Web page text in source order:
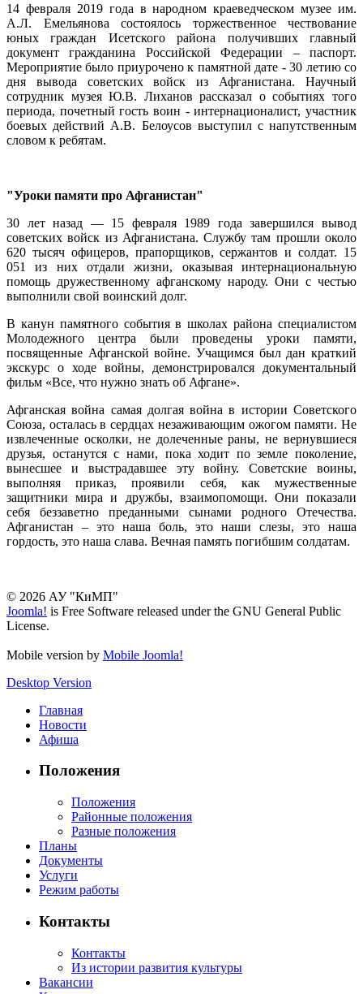
14 февраля 2019 года в народном краеведческом музее им.
А.Л. Емельянова состоялось торжественное чествование
юных граждан Исетского района получивших главный
документ гражданина Российской Федерации – паспорт.
Мероприятие было приурочено к памятной дате - 30 летию со
дня вывода советских войск из Афганистана. Научный
сотрудник музея Ю.В. Лиханов рассказал о событиях того
периода, почетный гость воин - интернационалист, участник
боевых действий А.В. Белоусов выступил с напутственным
словом к ребятам.
"Уроки памяти про Афганистан"
30 лет назад — 15 февраля 1989 года завершился вывод
советских войск из Афганистана. Службу там прошли около
620 тысяч офицеров, прапорщиков, сержантов и солдат. 15
051 из них отдали жизни, оказывая интернациональную
помощь дружественному афганскому народу. Они с честью
выполнили свой воинский долг.
В канун памятного события в школах района специалистом
Молодежного центра были проведены уроки памяти,
посвященные Афганской войне. Учащимся был дан краткий
экскурс о ходе войны, демонстрировался документальный
фильм «Все, что нужно знать об Афгане».
Афганская война самая долгая война в истории Советского
Союза, осталась в сердцах незаживающим ожогом памяти. Не
извлеченные осколки, не долеченные раны, не вернувшиеся
друзья, останутся с нами, пока ходит по земле поколение,
вынесшее и выстрадавшее эту войну. Советские воины,
выполняя приказ, проявили себя, как мужественные
защитники мира и дружбы, взаимопомощи. Они показали
себя беззаветно преданными сынами родного Отечества.
Афганистан – это наша боль, это наши слезы, это наша
гордость, это наша слава. Вечная память погибшим солдатам.
© 2026 АУ "КиМП"
Joomla! is Free Software released under the GNU General Public
License.
Mobile version by Mobile Joomla!
Desktop Version
Главная
Новости
Афиша
Положения
Положения
Районные положения
Разные положения
Планы
Документы
Услуги
Режим работы
Контакты
Контакты
Из истории развития культуры
Вакансии